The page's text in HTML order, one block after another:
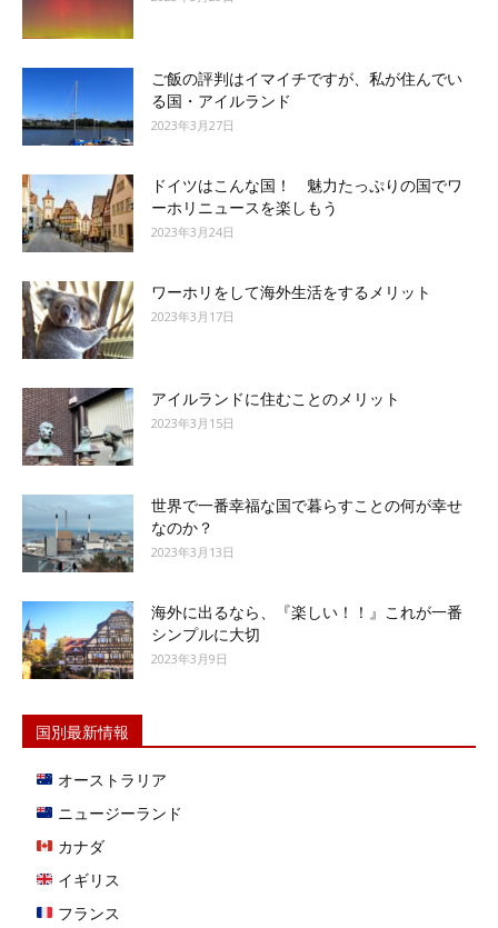
ご飯の評判はイマイチですが、私が住んでい
る国・アイルランド
2023年3月27日
ドイツはこんな国！ 魅力たっぷりの国でワ
ーホリニュースを楽しもう
2023年3月24日
ワーホリをして海外生活をするメリット
2023年3月17日
アイルランドに住むことのメリット
2023年3月15日
世界で一番幸福な国で暮らすことの何が幸せ
なのか？
2023年3月13日
海外に出るなら、『楽しい！！』これが一番
シンプルに大切
2023年3月9日
国別最新情報
オーストラリア
ニュージーランド
カナダ
イギリス
フランス